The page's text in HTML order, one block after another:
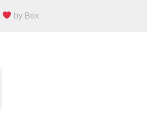
by Box